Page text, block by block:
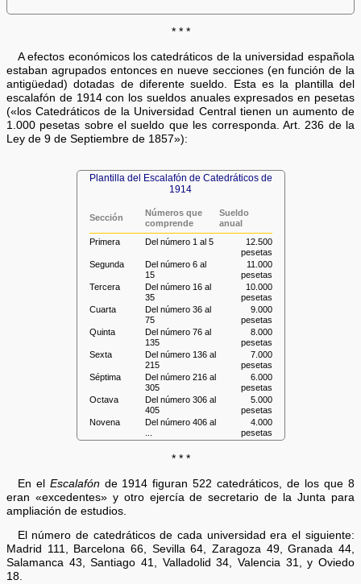
* * *
A efectos económicos los catedráticos de la universidad española
estaban agrupados entonces en nueve secciones (en función de la
antigüedad) dotadas de diferente sueldo. Esta es la plantilla del
escalafón de 1914 con los sueldos anuales expresados en pesetas
(«los Catedráticos de la Universidad Central tienen un aumento de
1.000 pesetas sobre el sueldo que les corresponda. Art. 236 de la
Ley de 9 de Septiembre de 1857»):
Plantilla del Escalafón de Catedráticos de
1914
Sección
Números que
comprende
Sueldo
anual
Primera
Del número 1 al 5
12.500
pesetas
Segunda
Del número 6 al
15
11.000
pesetas
Tercera
Del número 16 al
35
10.000
pesetas
Cuarta
Del número 36 al
75
9.000
pesetas
Quinta
Del número 76 al
135
8.000
pesetas
Sexta
Del número 136 al
215
7.000
pesetas
Séptima
Del número 216 al
305
6.000
pesetas
Octava
Del número 306 al
405
5.000
pesetas
Novena
Del número 406 al
4.000
pesetas
* * *
En el Escalafónde 1914 figuran 522 catedráticos, de los que 8
eran «excedentes» y otro ejercía de secretario de la Junta para
ampliación de estudios.
El número de catedráticos de cada universidad era el siguiente:
Madrid 111, Barcelona 66, Sevilla 64, Zaragoza 49, Granada 44,
Salamanca 43, Santiago 41, Valladolid 34, Valencia 31, y Oviedo
18.